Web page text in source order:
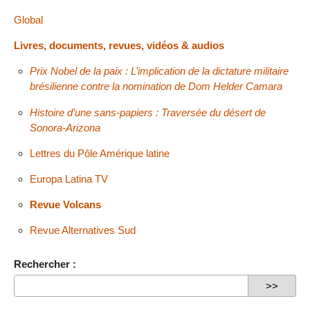
Global
Livres, documents, revues, vidéos & audios
Prix Nobel de la paix : L’implication de la dictature militaire
brésilienne contre la nomination de Dom Helder Camara
Histoire d’une sans-papiers : Traversée du désert de
Sonora-Arizona
Lettres du Pôle Amérique latine
Europa Latina TV
Revue Volcans
Revue Alternatives Sud
Rechercher :